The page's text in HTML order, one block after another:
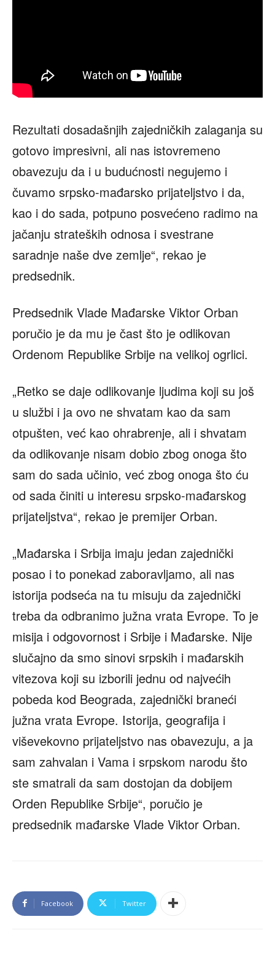
Rezultati dosadašnjih zajedničkih zalaganja su
gotovo impresivni, ali nas istovremeno
obavezuju da i u budućnosti negujemo i
čuvamo srpsko-mađarsko prijateljstvo i da,
kao i do sada, potpuno posvećeno radimo na
jačanju strateških odnosa i svestrane
saradnje naše dve zemlje“, rekao je
predsednik.
Predsednik Vlade Mađarske Viktor Orban
poručio je da mu je čast što je odlikovan
Ordenom Republike Srbije na velikoj ogrlici.
„Retko se daje odlikovanje ljudima koji su još
u službi i ja ovo ne shvatam kao da sam
otpušten, već kao ohrabrenje, ali i shvatam
da odlikovanje nisam dobio zbog onoga što
sam do sada učinio, već zbog onoga što ću
od sada činiti u interesu srpsko-mađarskog
prijateljstva“, rekao je premijer Orban.
„Mađarska i Srbija imaju jedan zajednički
posao i to ponekad zaboravljamo, ali nas
istorija podseća na tu misuju da zajednički
treba da odbranimo južna vrata Evrope. To je
misija i odgovornost i Srbije i Mađarske. Nije
slučajno da smo sinovi srpskih i mađarskih
vitezova koji su izborili jednu od najvećih
pobeda kod Beograda, zajednički braneći
južna vrata Evrope. Istorija, geografija i
viševekovno prijateljstvo nas obavezuju, a ja
sam zahvalan i Vama i srpskom narodu što
ste smatrali da sam dostojan da dobijem
Orden Republike Srbije“, poručio je
predsednik mađarske Vlade Viktor Orban.
Facebook Twitter